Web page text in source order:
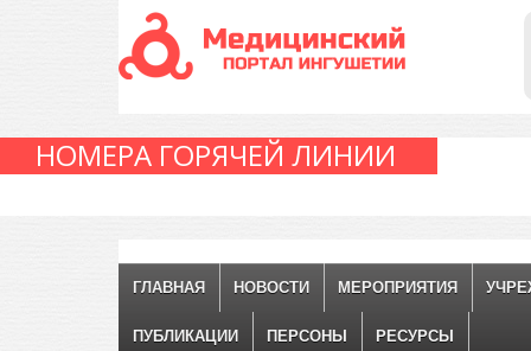
НОМЕРА ГОРЯЧЕЙ ЛИНИИ
ГЛАВНАЯ НОВОСТИ МЕРОПРИЯТИЯ
ПУБЛИКАЦИИ ПЕРСОНЫ РЕСУРСЫ